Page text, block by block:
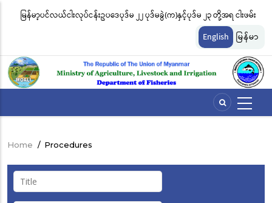
မြန်မာ့ပင်လယ်ငါးလုပ်ငန်းဥပဒေပုဒ်မ ၂၂ ပုဒ်မခွဲ(က)နှင့်ပုဒ်မ ၂၃ တို့အရ ငါးဖမ်း
ကိရိယာအမျိုးအစားအလိုက် လိုင်စင်ခနှုန်းထားများကို အောက်ပါအတိုင်း
English မြန်မာ
Breadcrumb
Home / Procedures